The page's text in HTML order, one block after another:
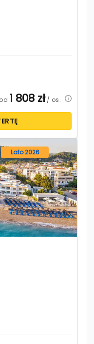
od 1 808 zł/ os.
Lato 2026